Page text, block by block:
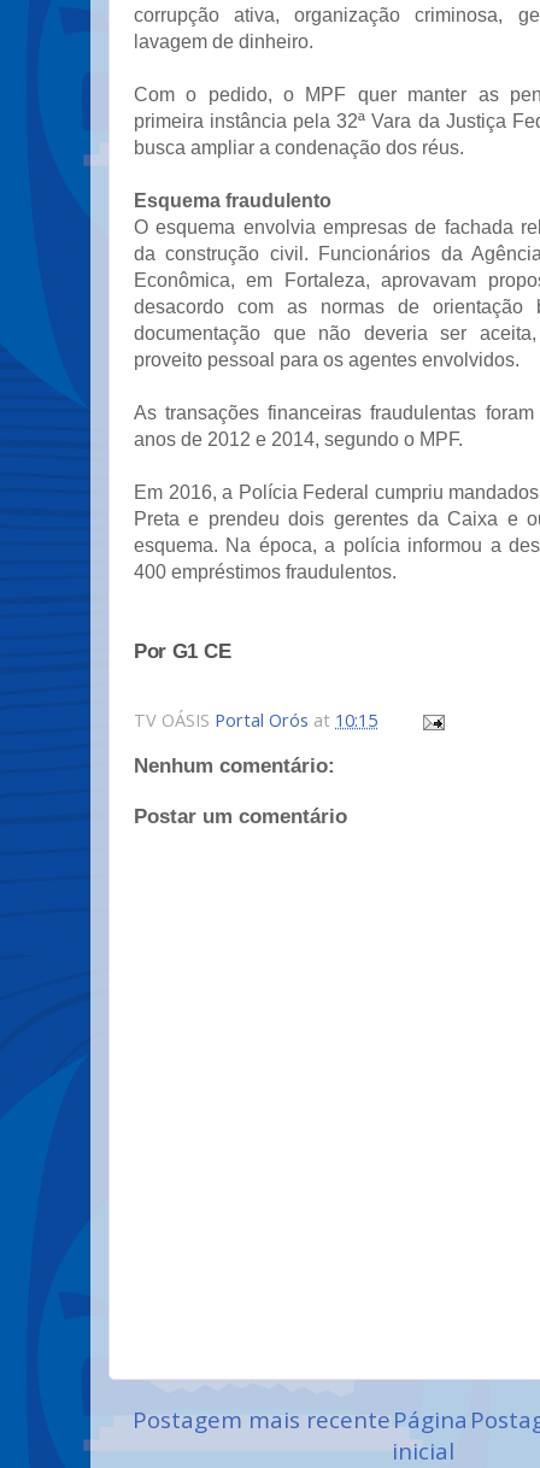
corrupção ativa, organização criminosa,
lavagem de dinheiro.
Com o pedido, o MPF quer manter as
primeira instância pela 32ª Vara da Justiça
busca ampliar a condenação dos réus.
Esquema fraudulento
O esquema envolvia empresas de fachada
da construção civil. Funcionários da
Econômica, em Fortaleza, aprovavam
desacordo com as normas de orientação
documentação que não deveria ser
proveito pessoal para os agentes envolvidos.
As transações financeiras fraudulentas
anos de 2012 e 2014, segundo o MPF.
Em 2016, a Polícia Federal cumpriu
Preta e prendeu dois gerentes da Caixa e
esquema. Na época, a polícia informou a
400 empréstimos fraudulentos.
Por G1 CE
TV OÁSIS Portal Orós at 10:15
Nenhum comentário:
Postar um comentário
Postagem mais recentePágina
inicial